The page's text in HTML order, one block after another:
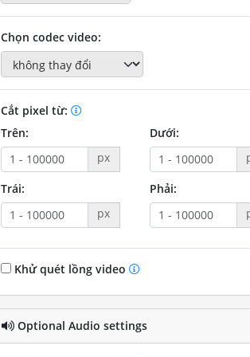
Chọn codec video:
Cắt pixel từ:
Trên:
px
Dưới:
Trái:
px
Phải:
Khử quét lồng video
Optional Audio settings